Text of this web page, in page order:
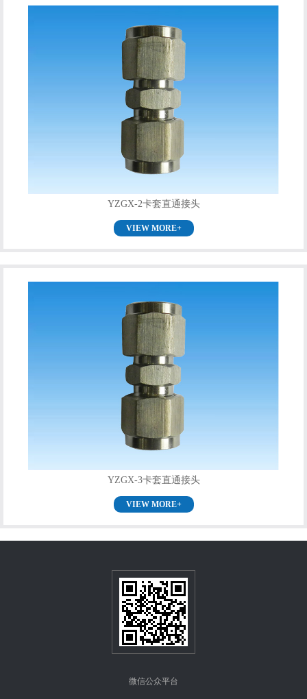
YZGX-2卡套直通接头
VIEW MORE+
YZGX-3卡套直通接头
VIEW MORE+
微信公众平台